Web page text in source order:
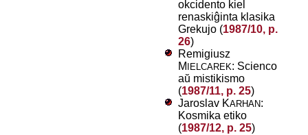
okcidento kiel
renaskiĝinta klasika
Grekujo (1987/10, p.
26)
Remigiusz
M IELCAREK: Scienco
aŭ mistikismo
(1987/11, p. 25)
Jaroslav KARHAN:
Kosmika etiko
(1987/12, p. 25)